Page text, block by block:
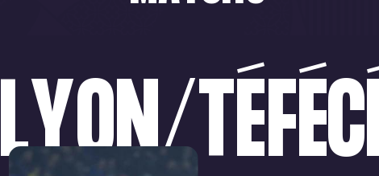
LYON/